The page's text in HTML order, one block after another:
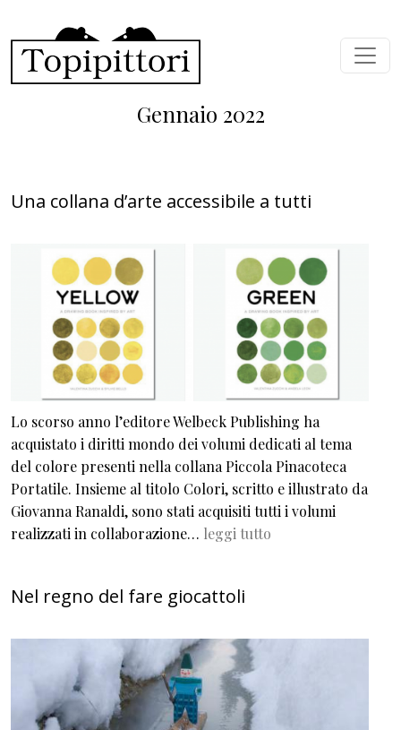
Gennaio 2022
Una collana d’arte accessibile a tutti
Lo scorso anno l’editore Welbeck Publishing ha
acquistato i diritti mondo dei volumi dedicati al tema
del colore presenti nella collana Piccola Pinacoteca
Portatile. Insieme al titolo Colori, scritto e illustrato da
Giovanna Ranaldi, sono stati acquisiti tutti i volumi
realizzati in collaborazione… leggi tutto
Nel regno del fare giocattoli